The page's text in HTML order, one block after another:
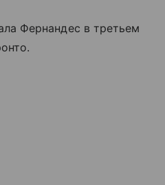
Фернандес в третьем